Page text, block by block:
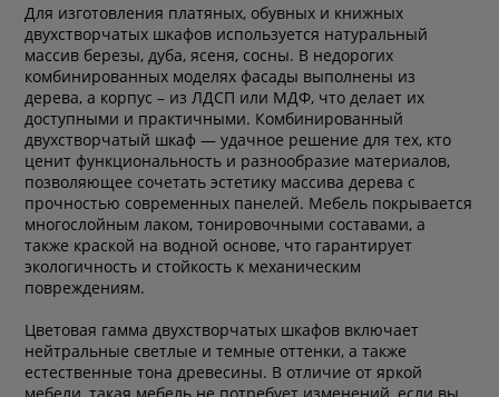
Для изготовления платяных, обувных и книжных
двухстворчатых шкафов используется натуральный
массив березы, дуба, ясеня, сосны. В недорогих
комбинированных моделях фасады выполнены из
дерева, а корпус – из ЛДСП или МДФ, что делает их
доступными и практичными. Комбинированный
двухстворчатый шкаф — удачное решение для тех, кто
ценит функциональность и разнообразие материалов,
позволяющее сочетать эстетику массива дерева с
прочностью современных панелей. Мебель покрывается
многослойным лаком, тонировочными составами, а
также краской на водной основе, что гарантирует
экологичность и стойкость к механическим
повреждениям.
Цветовая гамма двухстворчатых шкафов включает
нейтральные светлые и темные оттенки, а также
естественные тона древесины. В отличие от яркой
мебели, такая мебель не потребует изменений, если вы